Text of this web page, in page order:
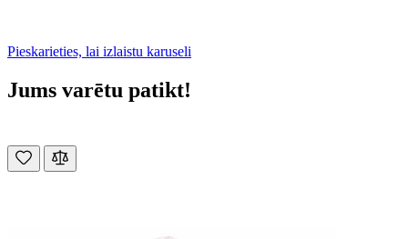
Pieskarieties, lai izlaistu karuseli
Jums varētu patikt!